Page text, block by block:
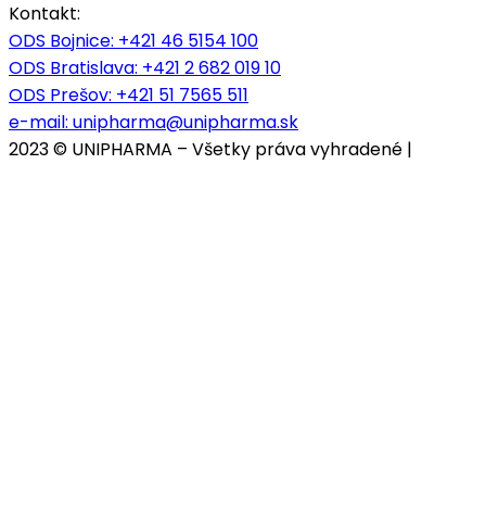
Kontakt:
ODS Bojnice: +421 46 5154 100
ODS Bratislava: +421 2 682 019 10
ODS Prešov: +421 51 7565 511
e-mail: unipharma@unipharma.sk
2023 © UNIPHARMA – Všetky práva vyhradené |